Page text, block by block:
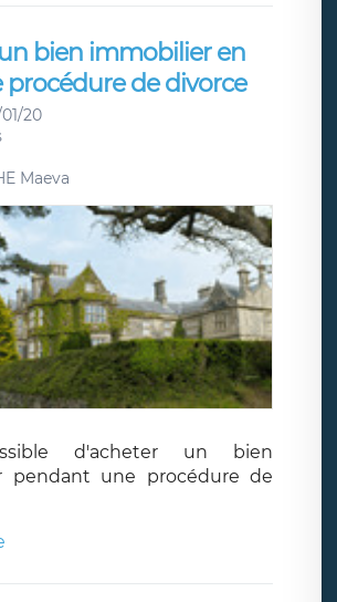
bien immobilier en
procédure de divorce
20
Maeva
d'acheter un bien
pendant une procédure de